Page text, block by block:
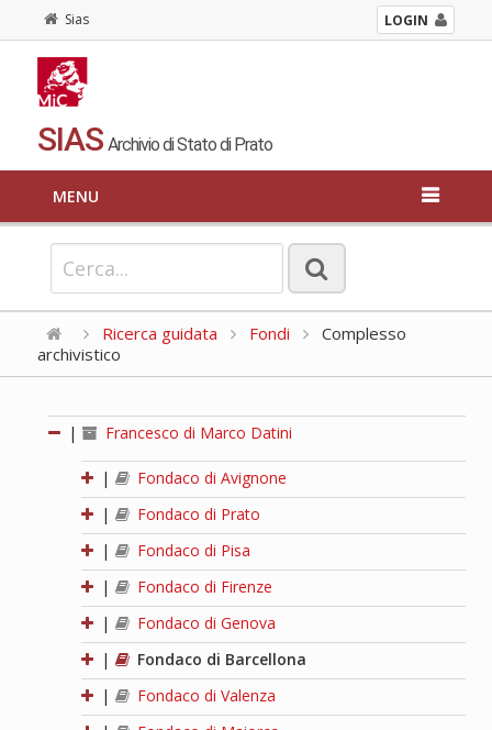
Sias LOGIN
SIAS Archivio di Stato di Prato
MENU
Ricerca guidata Fondi
Complesso
archivistico
| Francesco di Marco Datini
|
Fondaco di Avignone
|
Fondaco di Prato
|
Fondaco di Pisa
|
Fondaco di Firenze
|
Fondaco di Genova
|
Fondaco di Barcellona
|
Fondaco di Valenza